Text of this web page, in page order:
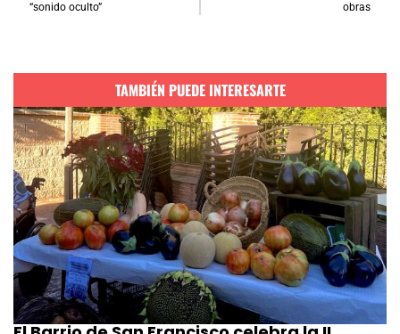
“sonido oculto”
obras
TAMBIÉN PUEDE INTERESARTE